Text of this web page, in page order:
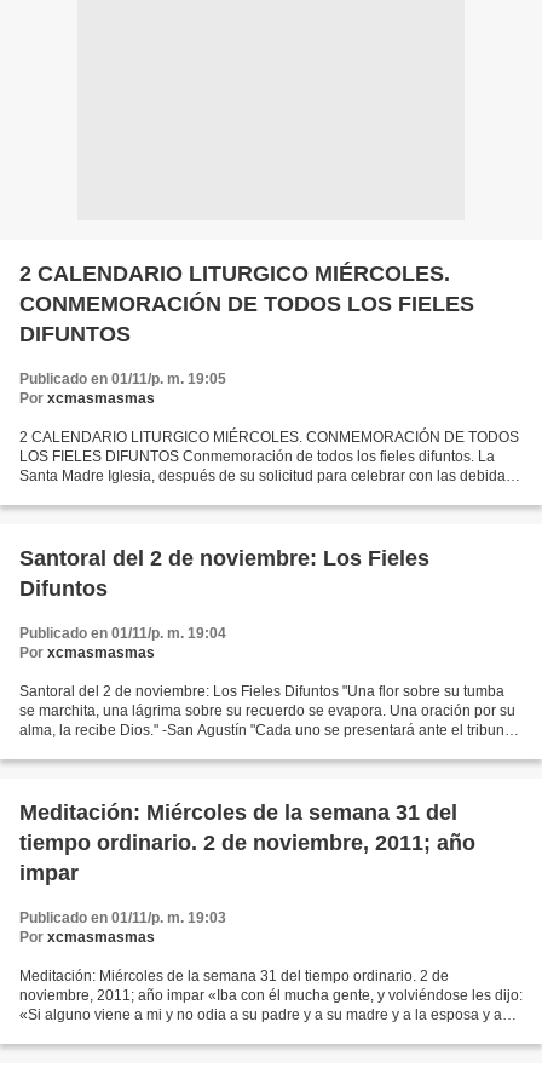
2 CALENDARIO LITURGICO MIÉRCOLES.
CONMEMORACIÓN DE TODOS LOS FIELES
DIFUNTOS
Publicado en 01/11/p. m. 19:05
Por xcmasmasmas
2 CALENDARIO LITURGICO MIÉRCOLES. CONMEMORACIÓN DE TODOS
LOS FIELES DIFUNTOS Conmemoración de todos los fieles difuntos. La
Santa Madre Iglesia, después de su solicitud para celebrar con las debidas
Santoral del 2 de noviembre: Los Fieles
Difuntos
Publicado en 01/11/p. m. 19:04
Por xcmasmasmas
Santoral del 2 de noviembre: Los Fieles Difuntos "Una flor sobre su tumba
se marchita, una lágrima sobre su recuerdo se evapora. Una oración por su
alma, la recibe Dios." -San Agustín "Cada uno se presentará ante el tribunal
Meditación: Miércoles de la semana 31 del
tiempo ordinario. 2 de noviembre, 2011; año
impar
Publicado en 01/11/p. m. 19:03
Por xcmasmasmas
Meditación: Miércoles de la semana 31 del tiempo ordinario. 2 de
noviembre, 2011; año impar «Iba con él mucha gente, y volviéndose les dijo:
«Si alguno viene a mi y no odia a su padre y a su madre y a la esposa y a